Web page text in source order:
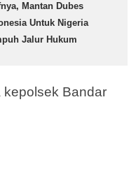
Mantan Dubes
Untuk Nigeria
Jalur Hukum
kepolsek Bandar